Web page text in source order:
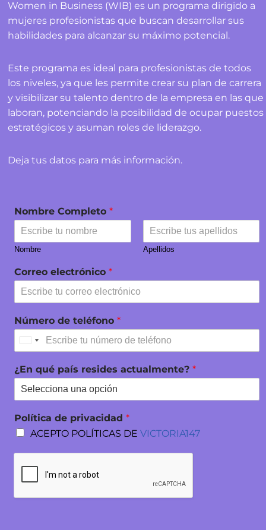
Women in Business (WIB) es un programa dirigido a
mujeres profesionistas que buscan desarrollar sus
habilidades para alcanzar su máximo potencial.
Este programa es ideal para profesionistas de todos
los niveles, ya que les permite crear su plan de carrera
y visibilizar su talento dentro de la empresa en las que
laboran, potenciando la posibilidad de ocupar puestos
estratégicos y asuman roles de liderazgo.
Deja tus datos para más información.
Nombre Completo*
Nombre Apellidos
Correo electrónico*
Número de teléfono*
United
+1
¿En qué país resides actualmente?*
Política de privacidad*
ACEPTO POLÍTICAS DEVICTORIA147